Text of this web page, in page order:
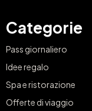
Categorie
Pass giornaliero
Idee regalo
Spa e ristorazione
Offerte di viaggio